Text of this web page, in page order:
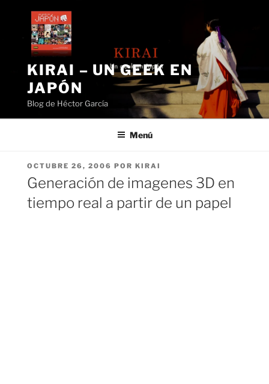
contenido
KIRAI – UN GEEK EN
JAPÓN
Blog de Héctor García
Menú
PUBLICADO
EL
OCTUBRE 26, 2006 POR KIRAI
Generación de imagenes 3D en
tiempo real a partir de un papel